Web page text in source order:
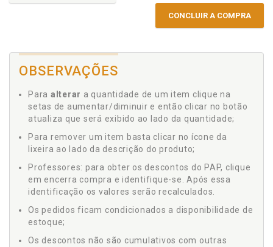
CONCLUIR A COMPRA
OBSERVAÇÕES
Para alterar a quantidade de um item clique na
setas de aumentar/diminuir e então clicar no botão
atualiza que será exibido ao lado da quantidade;
Para remover um item basta clicar no ícone da
lixeira ao lado da descrição do produto;
Professores: para obter os descontos do PAP, clique
em encerra compra e identifique-se. Após essa
identificação os valores serão recalculados.
Os pedidos ficam condicionados a disponibilidade de
estoque;
Os descontos não são cumulativos com outras